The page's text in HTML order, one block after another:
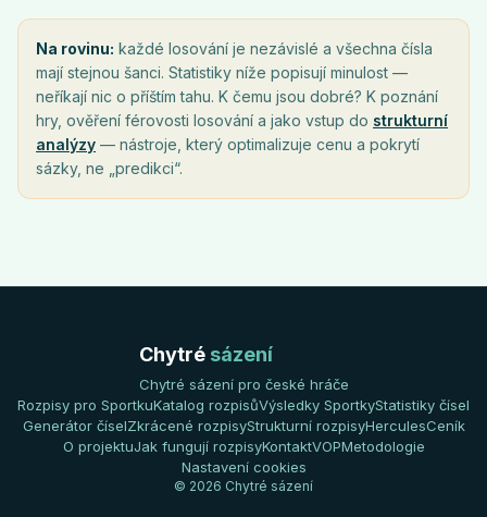
Na rovinu: každé losování je nezávislé a všechna čísla
mají stejnou šanci. Statistiky níže popisují minulost —
neříkají nic o příštím tahu. K čemu jsou dobré? K poznání
hry, ověření férovosti losování a jako vstup do strukturní
analýzy — nástroje, který optimalizuje cenu a pokrytí
sázky, ne „predikci“.
Chytré sázení
Chytré sázení pro české hráče
Rozpisy pro SportkuKatalog rozpisůVýsledky SportkyStatistiky čísel
Generátor číselZkrácené rozpisyStrukturní rozpisyHerculesCeník
O projektuJak fungují rozpisyKontaktVOPMetodologie
Nastavení cookies
© 2026 Chytré sázení